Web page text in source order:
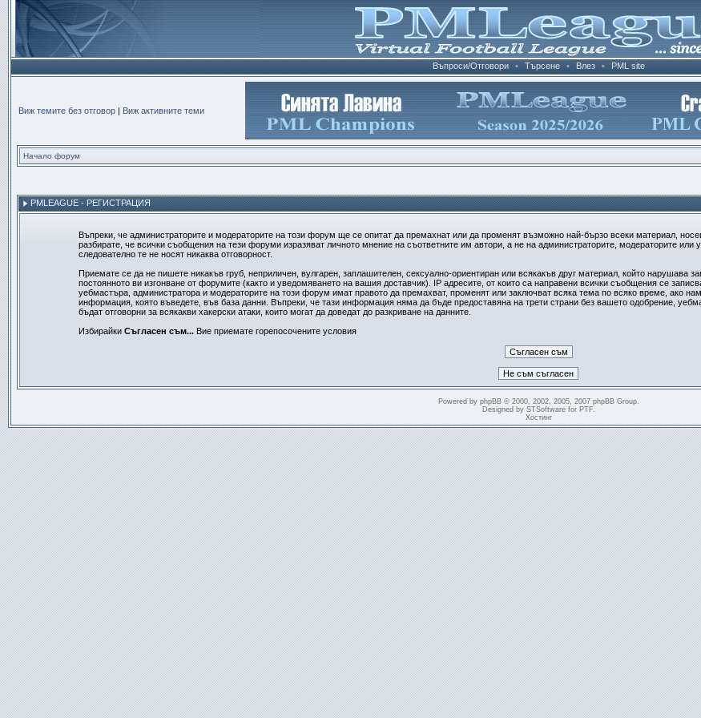
Въпроси/Отговори • Търсене • Влез • PML site
Виж темите без отговор | Виж активните теми
Начало форум
PMLEAGUE - РЕГИСТРАЦИЯ
Въпреки, че администраторите и модераторите на този форум ще се опитат да премахнат или да променят възможно най-бързо всеки материал,
разбирате, че всички съобщения на тези форуми изразяват личното мнение на съответните им автори, а не на администраторите, модераторите
следователно те не носят никаква отговорност.
Приемате се да не пишете никакъв груб, неприличен, вулгарен, заплашителен, сексуално-ориентиран или всякакъв друг материал, който нарушава
постоянното ви изгонване от форумите (както и уведомяването на вашия доставчик). IP адресите, от които са направени всички съобщения се
уебмастъра, администратора и модераторите на този форум имат правото да премахват, променят или заключват всяка тема по всяко време, ако
информация, която въведете, във база данни. Въпреки, че тази информация няма да бъде предоставяна на трети страни без вашето одобрение,
бъдат отговорни за всякакви хакерски атаки, които могат да доведат до разкриване на данните.
Избирайки Съгласен съм...Вие приемате горепосочените условия
Powered by phpBB© 2000, 2002, 2005, 2007 phpBB Group.
Designed by STSoftwarefor PTF.
Хостинг